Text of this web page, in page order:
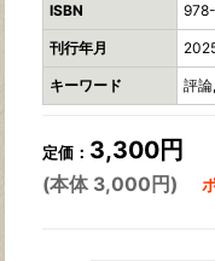
ISBN
刊行年月
キーワード 評
定価： 3,300円
(本体 3,000円)